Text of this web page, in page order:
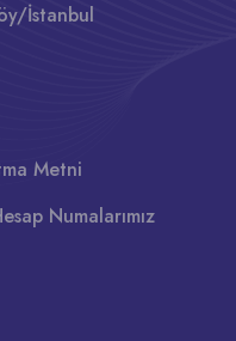
İstanbul
Metni
Numalarımız